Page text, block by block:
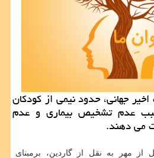
اخیر جهانی، حدود نیمی از كودكان
عدم تشخیص بیماری و عدم
می دهند.
مهر به نقل از گاردین، برمبنای